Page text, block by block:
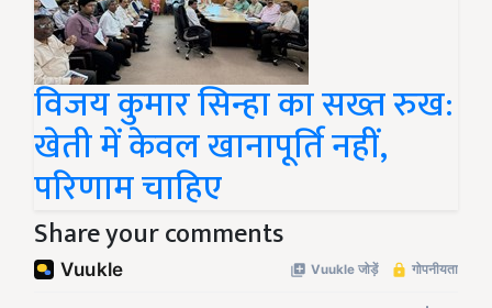
विजय कुमार सिन्हा का सख्त रुख:
खेती में केवल खानापूर्ति नहीं,
परिणाम चाहिए
Share your comments